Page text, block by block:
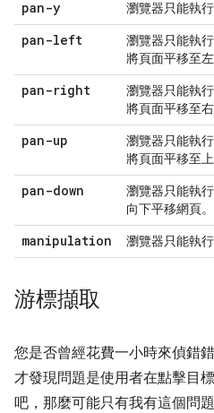
pan-y 瀏覽器只能執
pan-left
瀏覽器只能執
將頁面平移至左
pan-right
瀏覽器只能執
將頁面平移至右
pan-up
瀏覽器只能執
將頁面平移至上
pan-down
瀏覽器只能執
向下平移網頁。
manipulation 瀏覽器只能執
游標擷取
您是否曾經花費一小時來偵錯
才發現問題是使用者在點擊目
吧，那麼可能只有我有這個問題